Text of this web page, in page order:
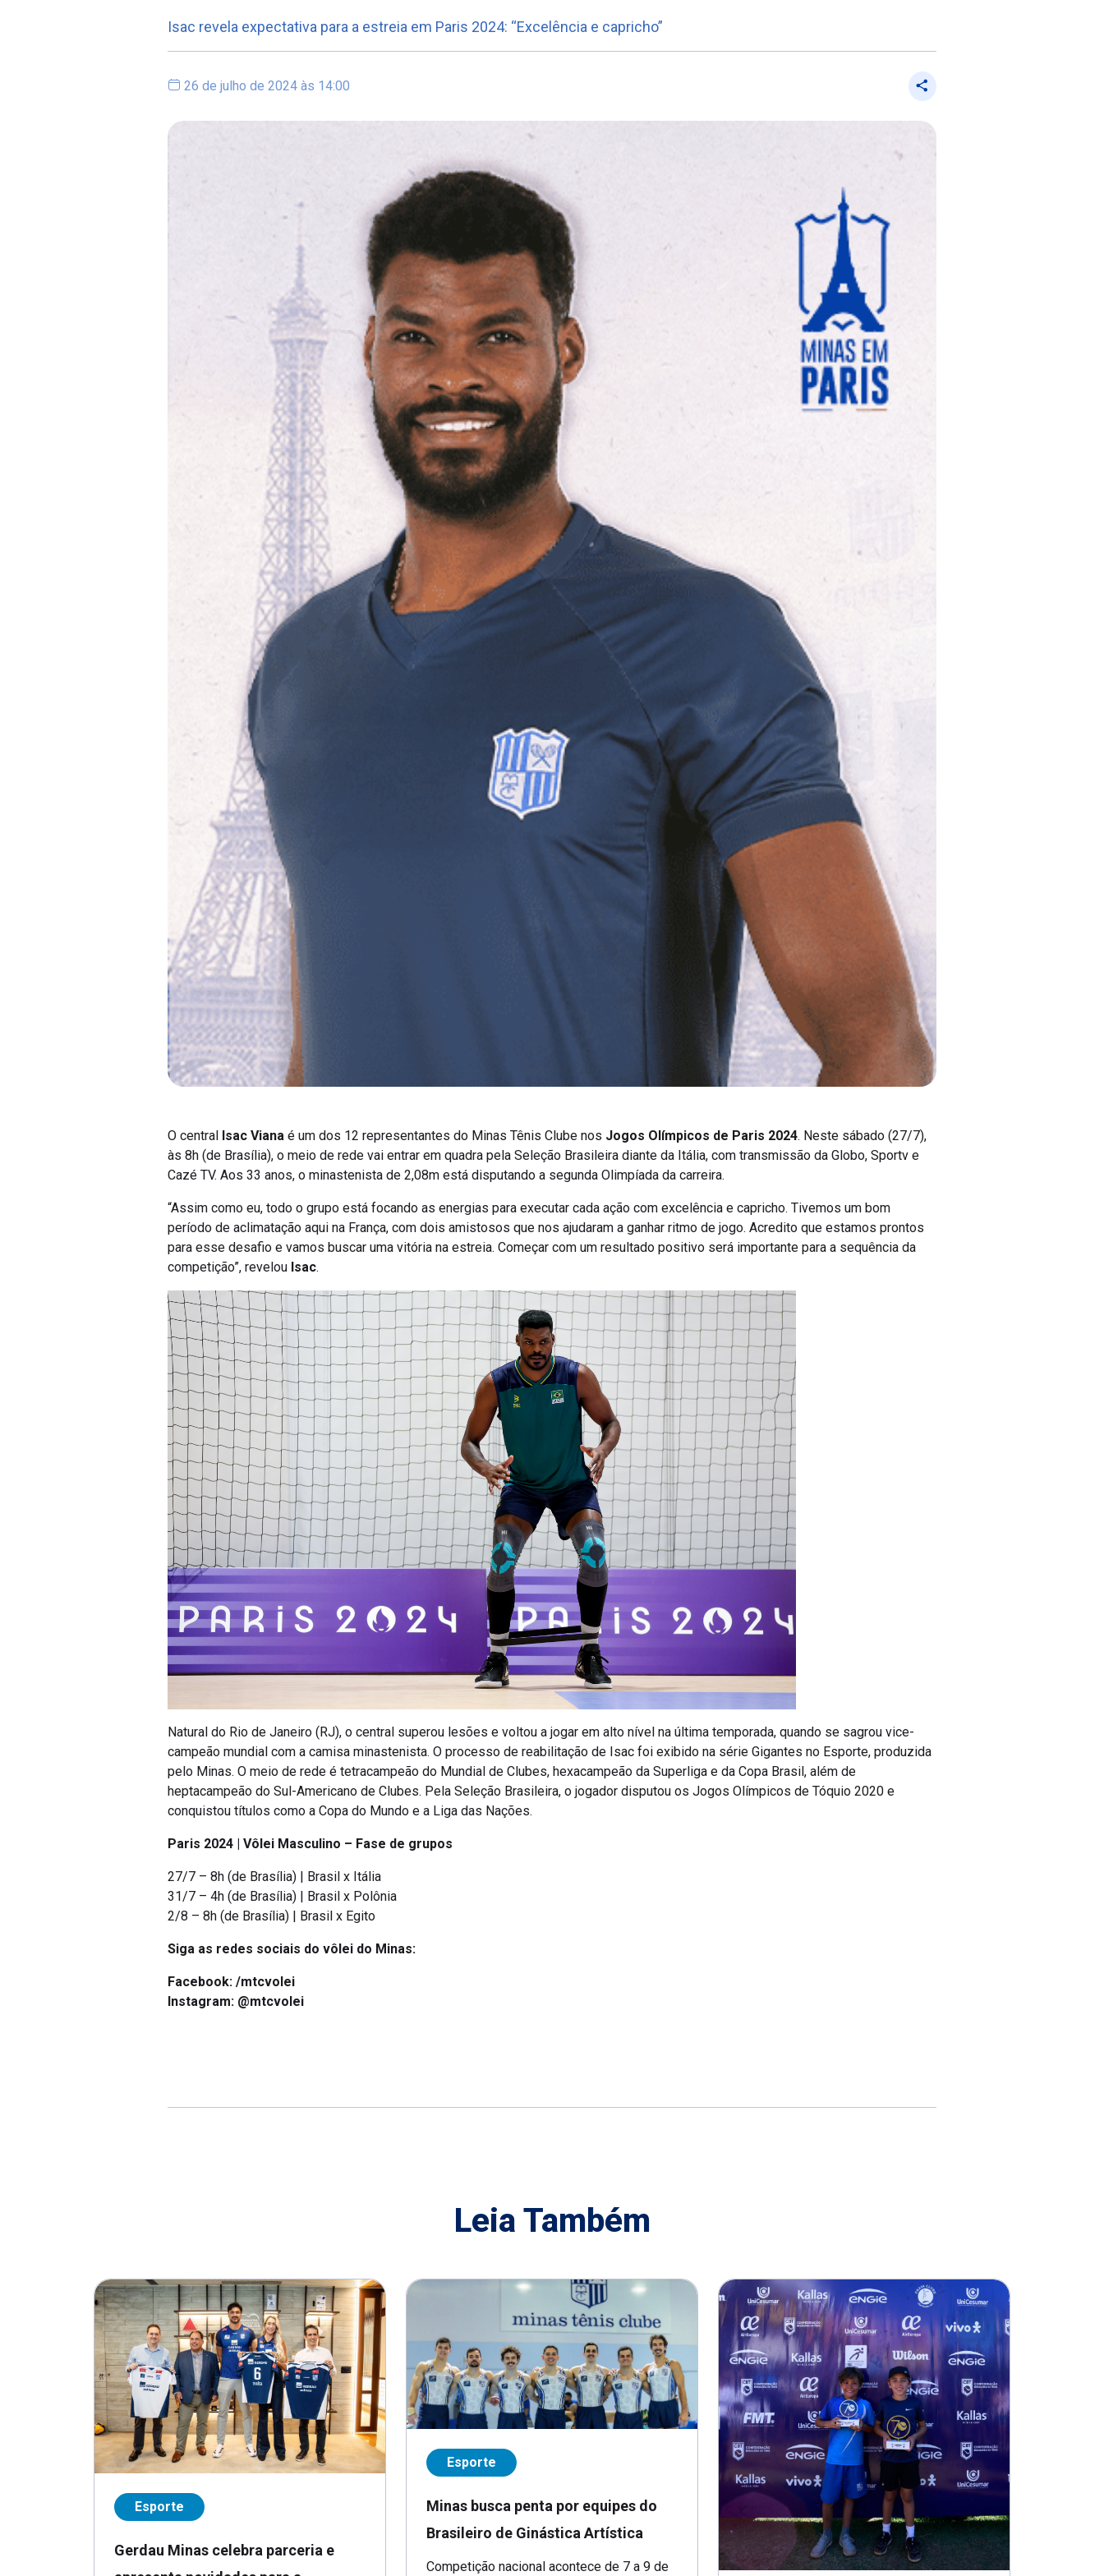
Isac revela expectativa para a estreia em Paris 2024: “Excelência e capricho”
26 de julho de 2024 às 14:00
O central Isac Viana é um dos 12 representantes do Minas Tênis Clube nos Jogos Olímpicos de Paris 2024. Neste sábado (27/7),
às 8h (de Brasília), o meio de rede vai entrar em quadra pela Seleção Brasileira diante da Itália, com transmissão da Globo, Sportv e
Cazé TV. Aos 33 anos, o minastenista de 2,08m está disputando a segunda Olimpíada da carreira.
“Assim como eu, todo o grupo está focando as energias para executar cada ação com excelência e capricho. Tivemos um bom
período de aclimatação aqui na França, com dois amistosos que nos ajudaram a ganhar ritmo de jogo. Acredito que estamos prontos
para esse desafio e vamos buscar uma vitória na estreia. Começar com um resultado positivo será importante para a sequência da
competição”, revelou Isac.
Natural do Rio de Janeiro (RJ), o central superou lesões e voltou a jogar em alto nível na última temporada, quando se sagrou vice-
campeão mundial com a camisa minastenista. O processo de reabilitação de Isac foi exibido na série Gigantes no Esporte, produzida
pelo Minas. O meio de rede é tetracampeão do Mundial de Clubes, hexacampeão da Superliga e da Copa Brasil, além de
heptacampeão do Sul-Americano de Clubes. Pela Seleção Brasileira, o jogador disputou os Jogos Olímpicos de Tóquio 2020 e
conquistou títulos como a Copa do Mundo e a Liga das Nações.
Paris 2024 | Vôlei Masculino – Fase de grupos
27/7 – 8h (de Brasília) | Brasil x Itália
31/7 – 4h (de Brasília) | Brasil x Polônia
2/8 – 8h (de Brasília) | Brasil x Egito
Siga as redes sociais do vôlei do Minas:
Facebook: /mtcvolei
Instagram: @mtcvolei
Leia Também
Esporte
Gerdau Minas celebra parceria e
Esporte
Minas busca penta por equipes do
Brasileiro de Ginástica Artística
Competição nacional acontece de 7 a 9 de